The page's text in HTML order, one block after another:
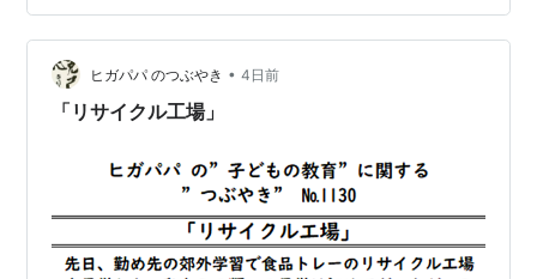
継続していくことで"得意"という感情へと変わってい
く。これだけ言うと、単純なことのように聞こえるかも
知れないが、これがなかなか、まずは好きで居続けられ
る支援が必要だ…
ヒガパパ のつぶやき • 4日前
「リサイクル工場」